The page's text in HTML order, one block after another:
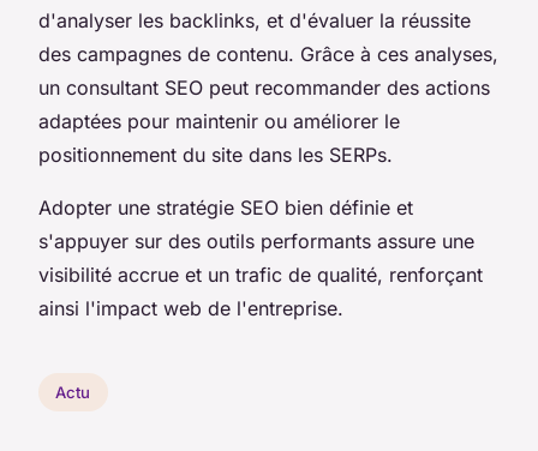
d'analyser les backlinks, et d'évaluer la réussite
des campagnes de contenu. Grâce à ces analyses,
un consultant SEO peut recommander des actions
adaptées pour maintenir ou améliorer le
positionnement du site dans les SERPs.
Adopter une stratégie SEO bien définie et
s'appuyer sur des outils performants assure une
visibilité accrue et un trafic de qualité, renforçant
ainsi l'impact web de l'entreprise.
Actu